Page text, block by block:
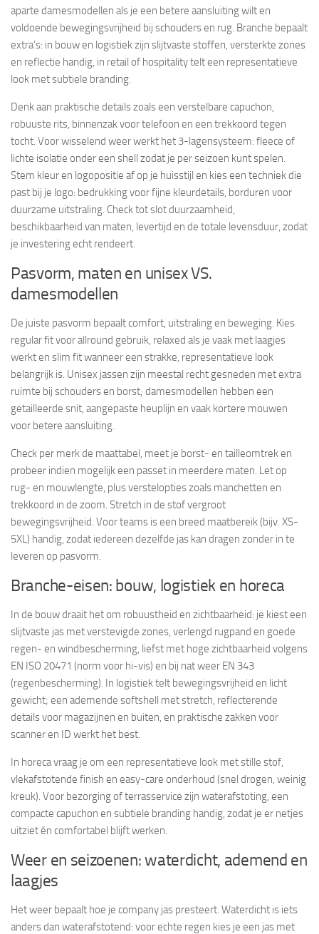
aparte damesmodellen als je een betere aansluiting wilt en
voldoende bewegingsvrijheid bij schouders en rug. Branche bepaalt
extra’s: in bouw en logistiek zijn slijtvaste stoffen, versterkte zones
en reflectie handig, in retail of hospitality telt een representatieve
look met subtiele branding.
Denk aan praktische details zoals een verstelbare capuchon,
robuuste rits, binnenzak voor telefoon en een trekkoord tegen
tocht. Voor wisselend weer werkt het 3-lagensysteem: fleece of
lichte isolatie onder een shell zodat je per seizoen kunt spelen.
Stem kleur en logopositie af op je huisstijl en kies een techniek die
past bij je logo: bedrukking voor fijne kleurdetails, borduren voor
duurzame uitstraling. Check tot slot duurzaamheid,
beschikbaarheid van maten, levertijd en de totale levensduur, zodat
je investering echt rendeert.
Pasvorm, maten en unisex VS.
damesmodellen
De juiste pasvorm bepaalt comfort, uitstraling en beweging. Kies
regular fit voor allround gebruik, relaxed als je vaak met laagjes
werkt en slim fit wanneer een strakke, representatieve look
belangrijk is. Unisex jassen zijn meestal recht gesneden met extra
ruimte bij schouders en borst; damesmodellen hebben een
getailleerde snit, aangepaste heuplijn en vaak kortere mouwen
voor betere aansluiting.
Check per merk de maattabel, meet je borst- en tailleomtrek en
probeer indien mogelijk een passet in meerdere maten. Let op
rug- en mouwlengte, plus verstelopties zoals manchetten en
trekkoord in de zoom. Stretch in de stof vergroot
bewegingsvrijheid. Voor teams is een breed maatbereik (bijv. XS-
5XL) handig, zodat iedereen dezelfde jas kan dragen zonder in te
leveren op pasvorm.
Branche-eisen: bouw, logistiek en horeca
In de bouw draait het om robuustheid en zichtbaarheid: je kiest een
slijtvaste jas met verstevigde zones, verlengd rugpand en goede
regen- en windbescherming, liefst met hoge zichtbaarheid volgens
EN ISO 20471 (norm voor hi-vis) en bij nat weer EN 343
(regenbescherming). In logistiek telt bewegingsvrijheid en licht
gewicht; een ademende softshell met stretch, reflecterende
details voor magazijnen en buiten, en praktische zakken voor
scanner en ID werkt het best.
In horeca vraag je om een representatieve look met stille stof,
vlekafstotende finish en easy-care onderhoud (snel drogen, weinig
kreuk). Voor bezorging of terrasservice zijn waterafstoting, een
compacte capuchon en subtiele branding handig, zodat je er netjes
uitziet én comfortabel blijft werken.
Weer en seizoenen: waterdicht, ademend en
laagjes
Het weer bepaalt hoe je company jas presteert. Waterdicht is iets
anders dan waterafstotend: voor echte regen kies je een jas met